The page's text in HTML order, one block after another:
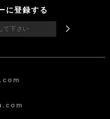
に登録する